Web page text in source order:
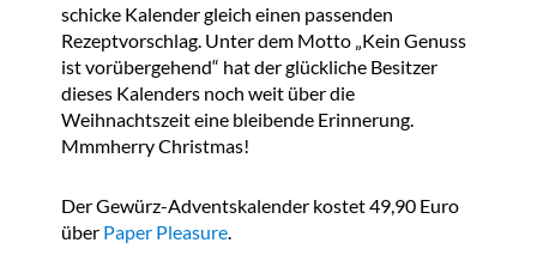
schicke Kalender gleich einen passenden
Rezeptvorschlag. Unter dem Motto „Kein Genuss
ist vorübergehend“ hat der glückliche Besitzer
dieses Kalenders noch weit über die
Weihnachtszeit eine bleibende Erinnerung.
Mmmherry Christmas!
Der Gewürz-Adventskalender kostet 49,90 Euro
über Paper Pleasure.